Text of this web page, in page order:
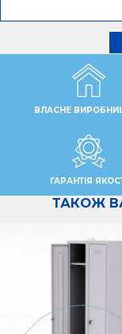
ВЛАСНЕ
ГАРАНТІЯ
ТАКОЖ